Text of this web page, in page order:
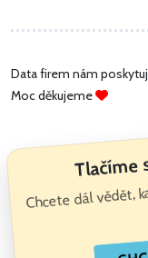
Data firem nám
Moc děkujeme
Tlačíme
Chcete dál vědět,